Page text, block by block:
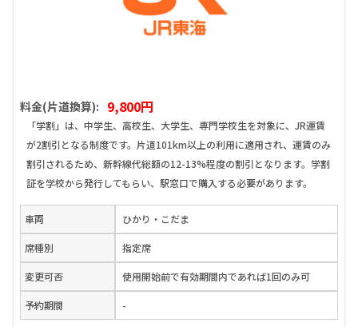
料金(片道換算): 9,800円
「学割」は、中学生、高校生、大学生、専門学校生を対象に、JR運賃
が2割引となる制度です。片道101km以上の利用に適用され、運賃のみ
割引されるため、新幹線代総額の12-13%程度の割引となります。学割
証を学校から発行してもらい、駅窓口で購入する必要があります。
車両 ひかり・こだま
席種別 指定席
変更可否 使用開始前で有効期間内であれば1回のみ可
予約期間 -